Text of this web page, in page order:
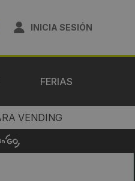
INICIA SESIÓN
FERIAS
VENDING